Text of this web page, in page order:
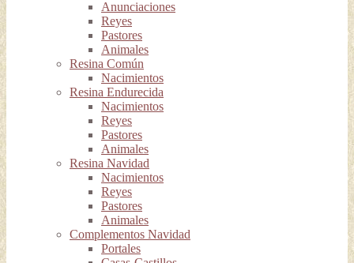
Anunciaciones
Reyes
Pastores
Animales
Resina Común
Nacimientos
Resina Endurecida
Nacimientos
Reyes
Pastores
Animales
Resina Navidad
Nacimientos
Reyes
Pastores
Animales
Complementos Navidad
Portales